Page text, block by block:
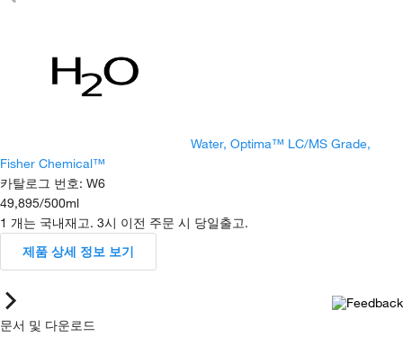
Water, Optima™ LC/MS Grade,
Fisher Chemical™
카탈로그 번호: W6
49,895/500ml
1 개는 국내재고. 3시 이전 주문 시 당일출고.
제품 상세 정보 보기
문서 및 다운로드